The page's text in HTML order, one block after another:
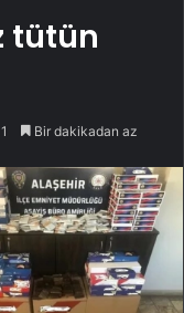
tütün
Bir dakikadan az